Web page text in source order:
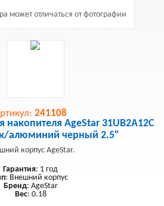
может отличаться от фотографии
241108
AgeStar 31UB2A12C
алюминий черный 2.5"
корпус AgeStar.
Гарантия: 1 год
: Внешний корпус
Бренд: AgeStar
Вес: 0.18